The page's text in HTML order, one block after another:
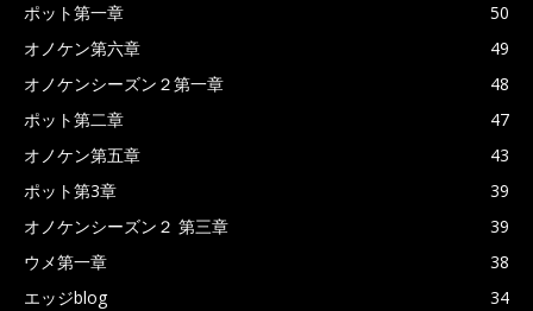
ポット第一章
50
オノケン第六章
49
オノケンシーズン２第一章
48
ポット第二章
47
オノケン第五章
43
ポット第3章
39
オノケンシーズン２ 第三章
39
ウメ第一章
38
エッジblog
34